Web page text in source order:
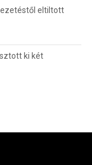
eltiltott
ki két